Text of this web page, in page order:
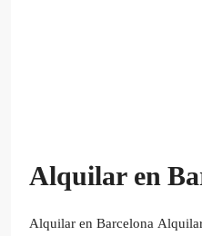
Alquilar en
Alquilar en Barcelona